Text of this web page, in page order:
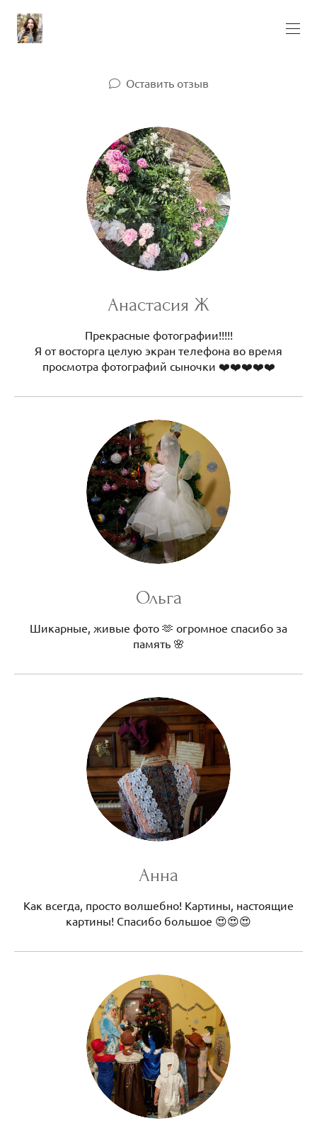
Оставить отзыв
Анастасия Ж
Прекрасные фотографии!!!!!
Я от восторга целую экран телефона во время
просмотра фотографий сыночки ❤️❤️❤️❤️❤️
Ольга
Шикарные, живые фото 🫶 огромное спасибо за
память 🌸
Анна
Как всегда, просто волшебно! Картины, настоящие
картины! Спасибо большое 😍😍😍